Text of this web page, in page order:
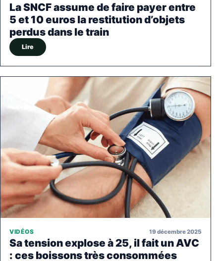
La SNCF assume de faire payer entre
5 et 10 euros la restitution d’objets
perdus dans le train
Lire
VIDÉOS 19 décembre 2025
Sa tension explose à 25, il fait un AVC
: ces boissons très consommées